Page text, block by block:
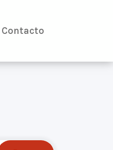
Contacto